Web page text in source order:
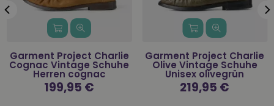
Garment Project Charlie
Cognac Vintage Schuhe
Herren cognac
Normaler
Preis
199,95 €
Garment Project Charlie
Olive Vintage Schuhe
Unisex olivegrün
Normaler
Preis
219,95 €